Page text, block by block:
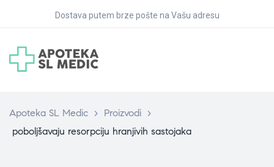
Dostava putem brze pošte na Vašu adresu
Apoteka SL Medic > Proizvodi >
poboljšavaju resorpciju hranjivih sastojaka